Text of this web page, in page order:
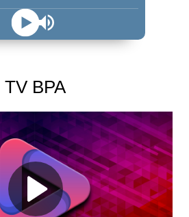
TV BPA